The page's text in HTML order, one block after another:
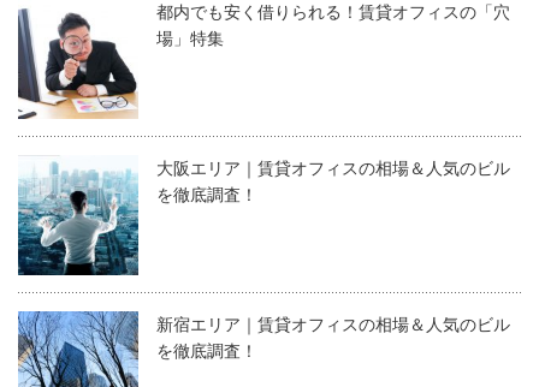
都内でも安く借りられる！賃貸オフィスの「穴
場」特集
大阪エリア｜賃貸オフィスの相場＆人気のビル
を徹底調査！
新宿エリア｜賃貸オフィスの相場＆人気のビル
を徹底調査！